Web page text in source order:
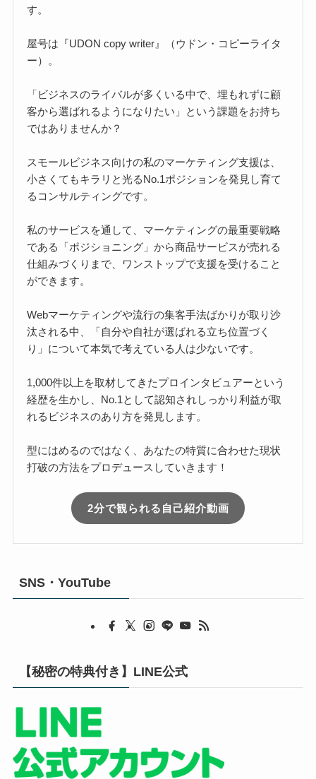
す。
屋号は『UDON copy writer』（ウドン・コピーライタ
ー）。
「ビジネスのライバルが多くいる中で、埋もれずに顧
客から選ばれるようになりたい」という課題をお持ち
ではありませんか？
スモールビジネス向けの私のマーケティング支援は、
小さくてもキラリと光るNo.1ポジションを発見し育て
るコンサルティングです。
私のサービスを通して、マーケティングの最重要戦略
である「ポジショニング」から商品サービスが売れる
仕組みづくりまで、ワンストップで支援を受けること
ができます。
Webマーケティングや流行の集客手法ばかりが取り沙
汰される中、「自分や自社が選ばれる立ち位置づく
り」について本気で考えている人は少ないです。
1,000件以上を取材してきたプロインタビュアーという
経歴を生かし、No.1として認知されしっかり利益が取
れるビジネスのあり方を発見します。
型にはめるのではなく、あなたの特質に合わせた現状
打破の方法をプロデュースしていきます！
2分で観られる自己紹介動画
SNS・YouTube
【秘密の特典付き】LINE公式